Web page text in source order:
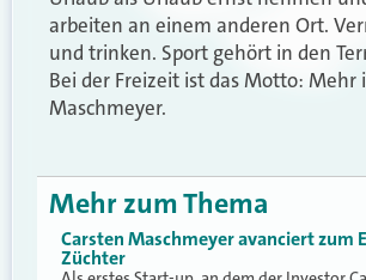
arbeiten an einem anderen Ort.
und trinken. Sport gehört in den
Bei der Freizeit ist das Motto: Mehr
Maschmeyer.
Mehr zum Thema
Carsten Maschmeyer avanciert zum
Züchter